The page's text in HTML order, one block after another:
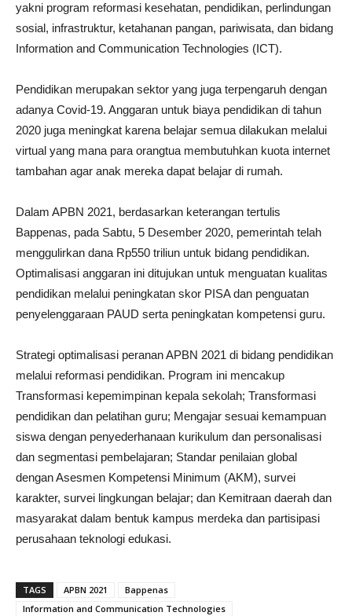
yakni program reformasi kesehatan, pendidikan, perlindungan
sosial, infrastruktur, ketahanan pangan, pariwisata, dan bidang
Information and Communication Technologies (ICT).
Pendidikan merupakan sektor yang juga terpengaruh dengan
adanya Covid-19. Anggaran untuk biaya pendidikan di tahun
2020 juga meningkat karena belajar semua dilakukan melalui
virtual yang mana para orangtua membutuhkan kuota internet
tambahan agar anak mereka dapat belajar di rumah.
Dalam APBN 2021, berdasarkan keterangan tertulis
Bappenas, pada Sabtu, 5 Desember 2020, pemerintah telah
menggulirkan dana Rp550 triliun untuk bidang pendidikan.
Optimalisasi anggaran ini ditujukan untuk menguatan kualitas
pendidikan melalui peningkatan skor PISA dan penguatan
penyelenggaraan PAUD serta peningkatan kompetensi guru.
Strategi optimalisasi peranan APBN 2021 di bidang pendidikan
melalui reformasi pendidikan. Program ini mencakup
Transformasi kepemimpinan kepala sekolah; Transformasi
pendidikan dan pelatihan guru; Mengajar sesuai kemampuan
siswa dengan penyederhanaan kurikulum dan personalisasi
dan segmentasi pembelajaran; Standar penilaian global
dengan Asesmen Kompetensi Minimum (AKM), survei
karakter, survei lingkungan belajar; dan Kemitraan daerah dan
masyarakat dalam bentuk kampus merdeka dan partisipasi
perusahaan teknologi edukasi.
TAGS APBN 2021
Bappenas
Information and Communication Technologies